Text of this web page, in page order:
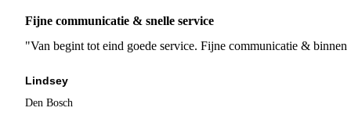
Fijne communicatie & snelle service
"Van begint tot eind goede service. Fijne communicatie &
Lindsey
Den Bosch